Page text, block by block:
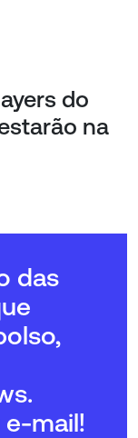
do
na
das
e-mail!